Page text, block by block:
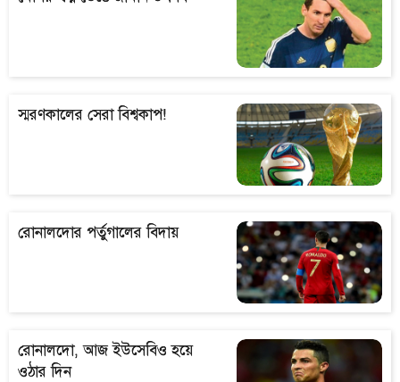
স্মরণকালের সেরা বিশ্বকাপ!
রোনালদোর পর্তুগালের বিদায়
রোনালদো, আজ ইউসেবিও হয়ে
ওঠার দিন